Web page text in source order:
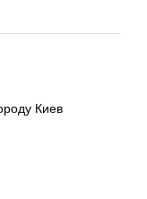
Киев